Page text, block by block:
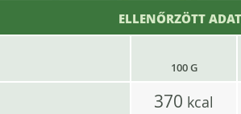
ELLENŐRZÖTT
100 G
370 kcal